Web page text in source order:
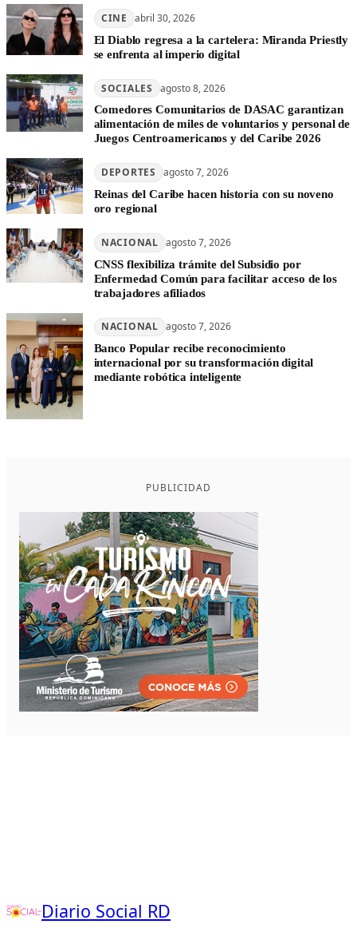
CINE abril 30, 2026
El Diablo regresa a la cartelera: Miranda Priestly
se enfrenta al imperio digital
SOCIALES agosto 8, 2026
Comedores Comunitarios de DASAC garantizan
alimentación de miles de voluntarios y personal de
Juegos Centroamericanos y del Caribe 2026
DEPORTES agosto 7, 2026
Reinas del Caribe hacen historia con su noveno
oro regional
NACIONAL agosto 7, 2026
CNSS flexibiliza trámite del Subsidio por
Enfermedad Común para facilitar acceso de los
trabajadores afiliados
NACIONAL agosto 7, 2026
Banco Popular recibe reconocimiento
internacional por su transformación digital
mediante robótica inteligente
PUBLICIDAD
Diario Social RD